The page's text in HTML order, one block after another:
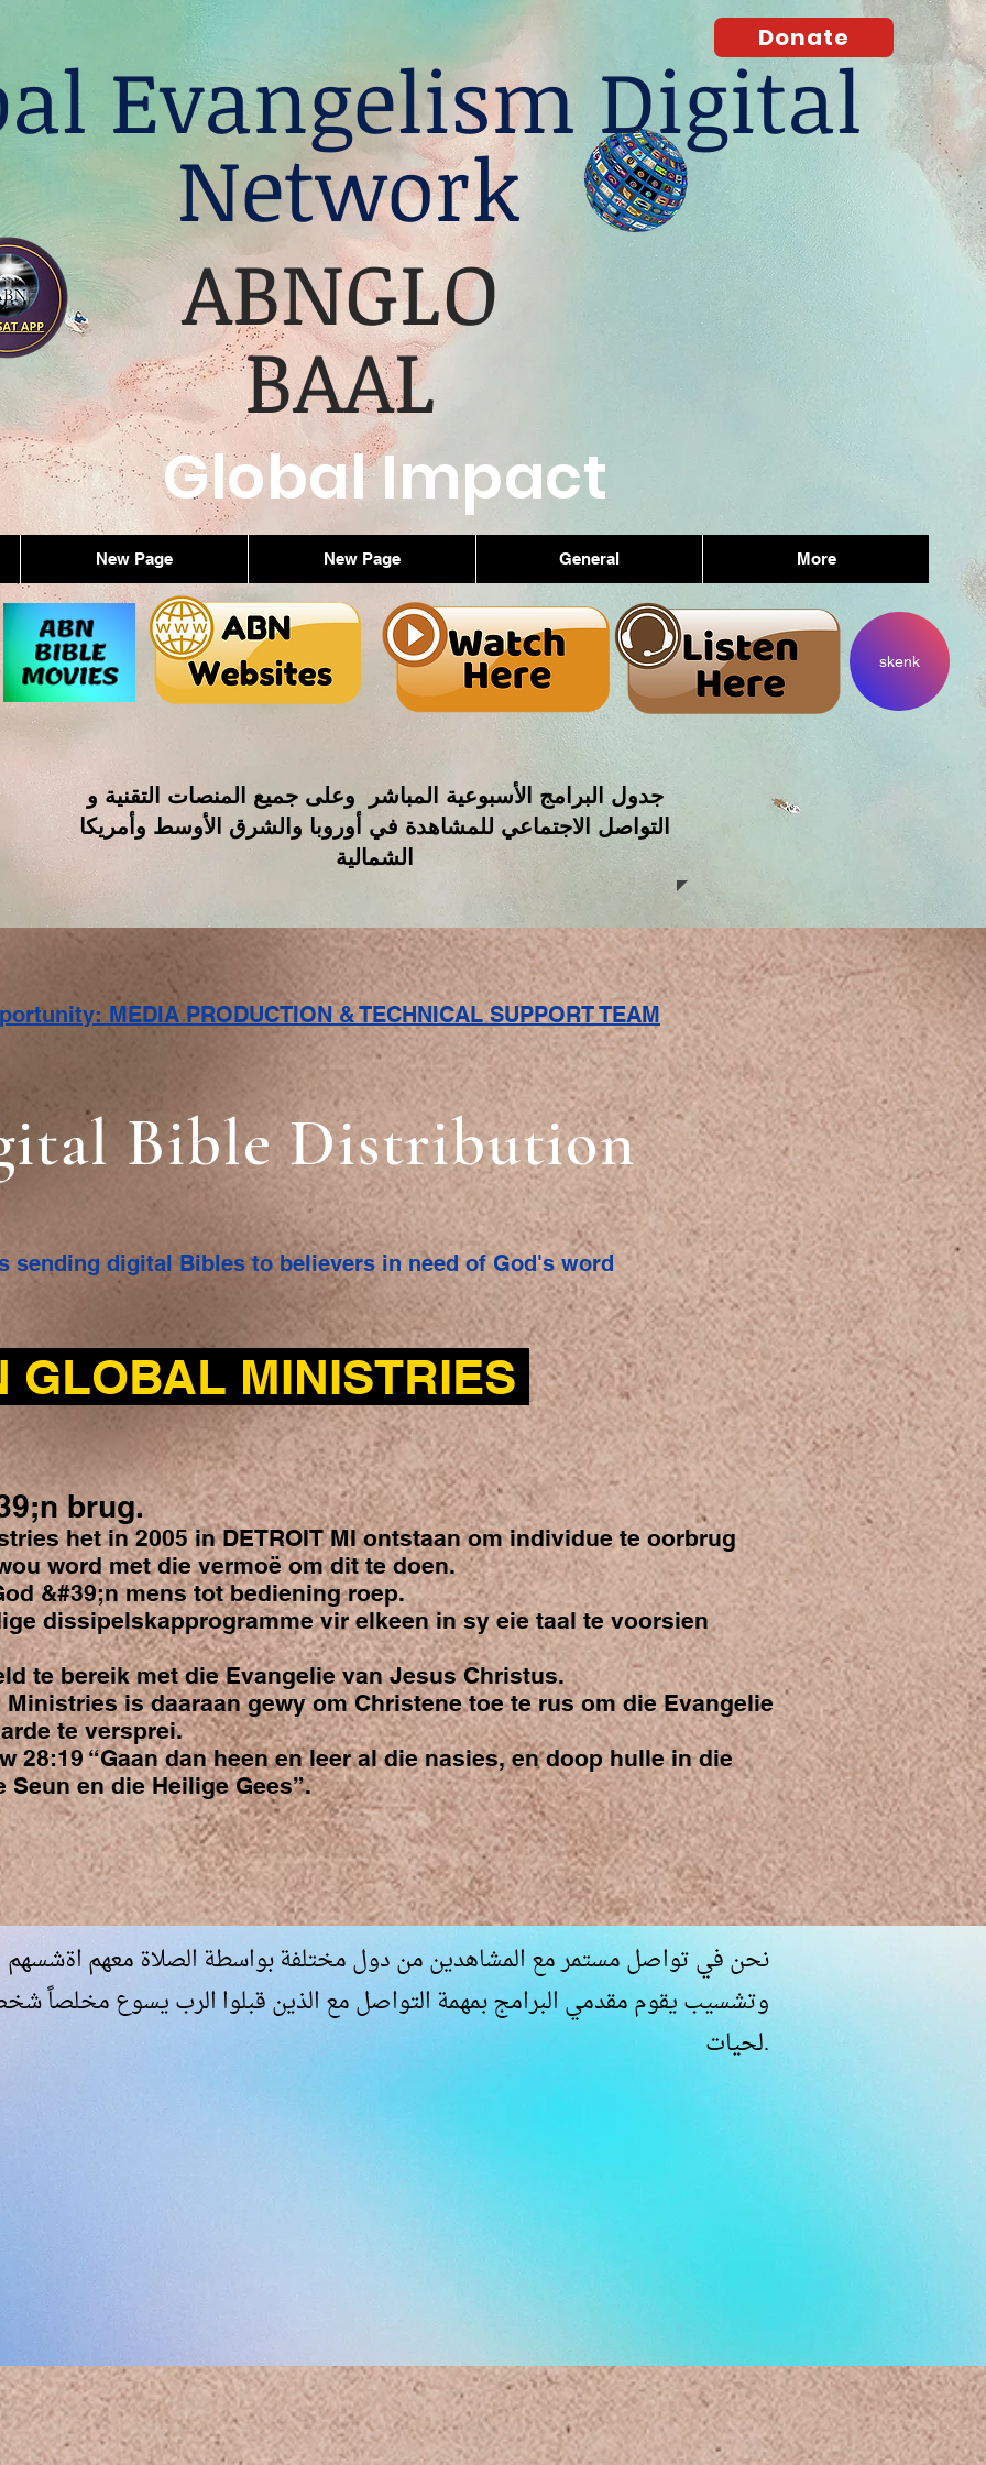
Donate
Evangelism Digital
Network
Global Impact
ABNGLO
BAAL
New Page New Page General More
skenk
جدول البرامج الأسبوعية المباشر وعلى جميع المنصات التقنية و
التواصل الاجتماعي للمشاهدة في أوروبا والشرق الأوسط وأمريكا
الشمالية
MEDIA PRODUCTION & TECHNICAL SUPPORT TEAM
Bible Distribution
sending digital Bibles to believers in need of God's word
GLOBAL MINISTRIES
brug.
het in 2005 in DETROIT MI ontstaan om individue te oorbrug
word met die vermoë om dit te doen.
&#39;n mens tot bediening roep.
dissipelskapprogramme vir elkeen in sy eie taal te voorsien
te bereik met die Evangelie van Jesus Christus.
is daaraan gewy om Christene toe te rus om die Evangelie
te versprei.
28:19 “Gaan dan heen en leer al die nasies, en doop hulle in die
Seun en die Heilige Gees”.
نحن في تواصل مستمر مع المشاهدين من دول مختلفة بواسطة الصلاة معهم اةشسهم
وتشسيب يقوم مقدمي البرامج بمهمة التواصل مع الذين قبلوا الرب يسوع مخلصاً
لحيات.